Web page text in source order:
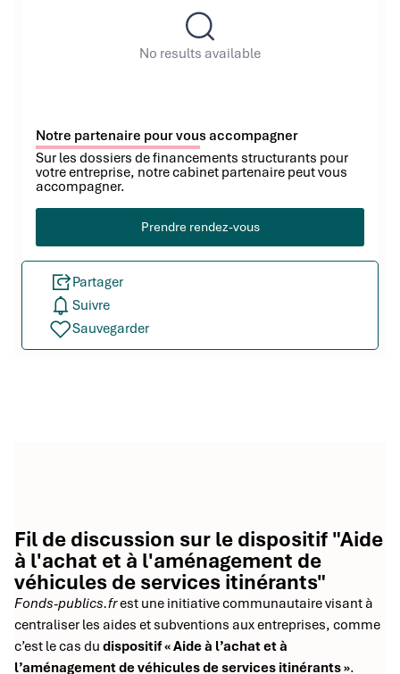
No results available
Notre partenaire pour vous accompagner
Sur les dossiers de financements structurants pour
votre entreprise, notre cabinet partenaire peut vous
accompagner.
Prendre rendez-vous
Partager
Suivre
Sauvegarder
Fil de discussion sur le dispositif "Aide
à l'achat et à l'aménagement de
véhicules de services itinérants"
Fonds-publics.frest une initiative communautaire visant à
centraliser les aides et subventions aux entreprises, comme
c’est le cas du dispositif « Aide à l’achat et à
l’aménagement de véhicules de services itinérants ».